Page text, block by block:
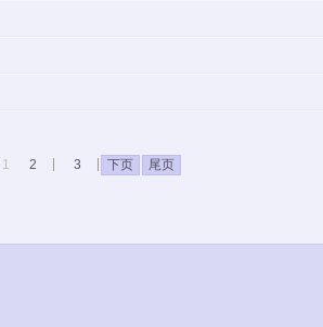
1 2 3 下页 尾页